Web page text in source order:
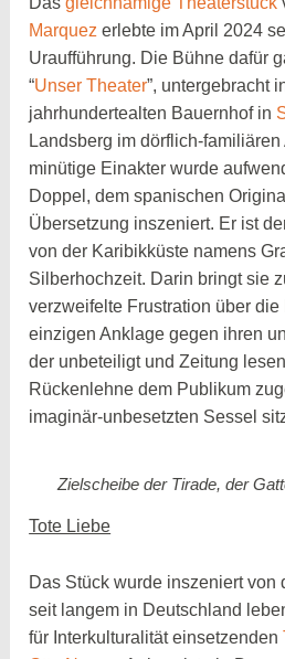
Marquez erlebte im April 2024
Uraufführung. Die Bühne dafür
“Unser Theater”, untergebracht
jahrhundertealten Bauernhof in
Landsberg im dörflich-
minütige Einakter wurde
Doppel, dem spanischen
Übersetzung inszeniert. Er ist
von der Karibikküste namens
Silberhochzeit. Darin bringt sie
verzweifelte Frustration über
einzigen Anklage gegen ihren
der unbeteiligt und Zeitung
Rückenlehne dem Publikum
imaginär-unbesetzten Sessel
Zielscheibe der Tirade, der
Tote Liebe
Das Stück wurde inszeniert von
seit langem in Deutschland
für Interkulturalität einsetzenden